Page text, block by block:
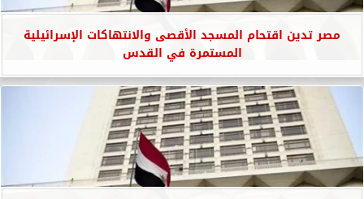
مصر تدين اقتحام المسجد الأقصى والانتهاكات الإسرائيلية
المستمرة في القدس